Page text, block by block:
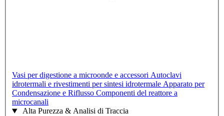
Vasi per digestione a microonde e accessori Autoclavi
idrotermali e rivestimenti per sintesi idrotermale Apparato per
Condensazione e Riflusso Componenti del reattore a
microcanali
Alta Purezza & Analisi di Traccia